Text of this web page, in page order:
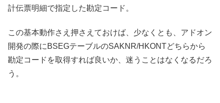
計伝票明細で指定した勘定コード。
この基本動作さえ押さえておけば、少なくとも、アドオン
開発の際にBSEGテーブルのSAKNR/HKONTどちらから
勘定コードを取得すれば良いか、迷うことはなくなるだろ
う。